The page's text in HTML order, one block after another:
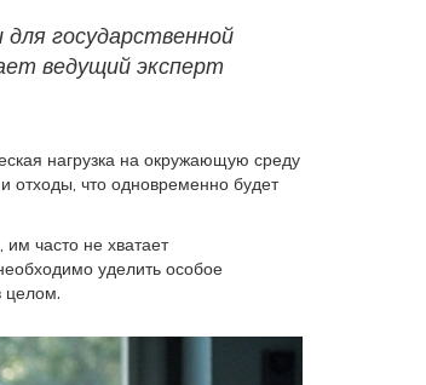
государственной
ведущий эксперт
нагрузка на окружающую среду
отходы, что одновременно будет
часто не хватает
уделить особое
целом.